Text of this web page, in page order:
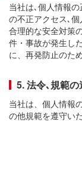
当社は､個人情報
の不正アクセス､
合理的な安全対策
件・事故が発生し
に、再発防止のた
5. 法令､規範の
当社は、個人情報
の他規範を遵守い